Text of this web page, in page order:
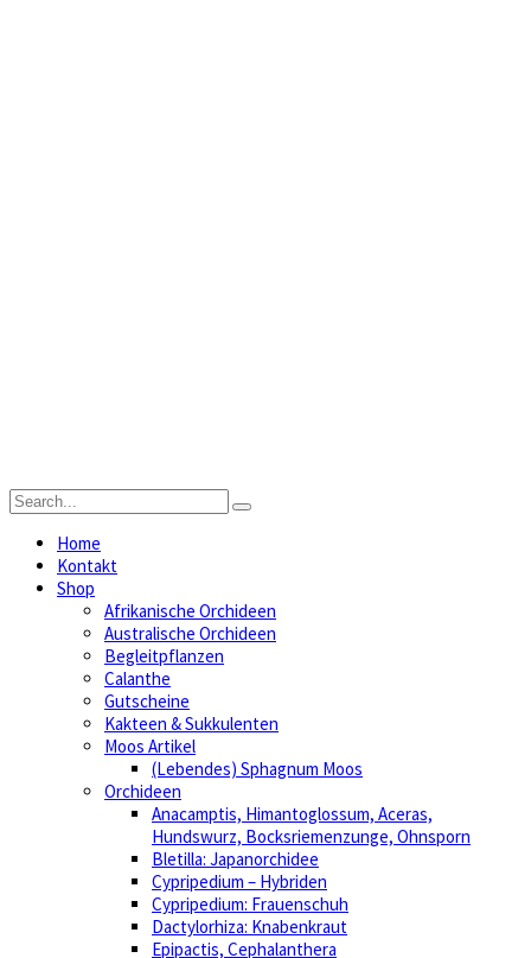
Home
Kontakt
Shop
Afrikanische Orchideen
Australische Orchideen
Begleitpflanzen
Calanthe
Gutscheine
Kakteen & Sukkulenten
Moos Artikel
(Lebendes) Sphagnum Moos
Orchideen
Anacamptis, Himantoglossum, Aceras,
Hundswurz, Bocksriemenzunge, Ohnsporn
Bletilla: Japanorchidee
Cypripedium – Hybriden
Cypripedium: Frauenschuh
Dactylorhiza: Knabenkraut
Epipactis, Cephalanthera